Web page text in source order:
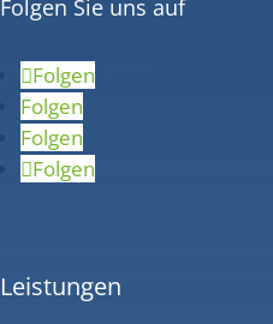
Folgen Sie uns auf
Folgen
Folgen
Folgen
Folgen
Leistungen